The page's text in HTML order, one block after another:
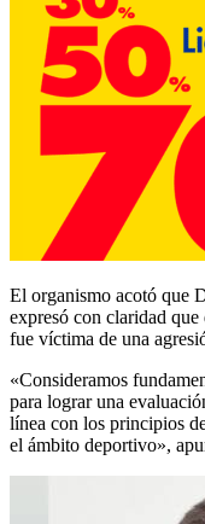
El organismo acotó que
expresó con claridad
fue víctima de una
«Consideramos
para lograr una
línea con los principios
el ámbito deportivo»,